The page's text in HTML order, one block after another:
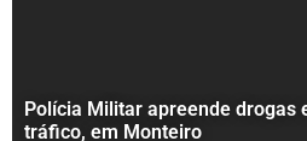
Polícia Militar apreende drogas
tráfico, em Monteiro